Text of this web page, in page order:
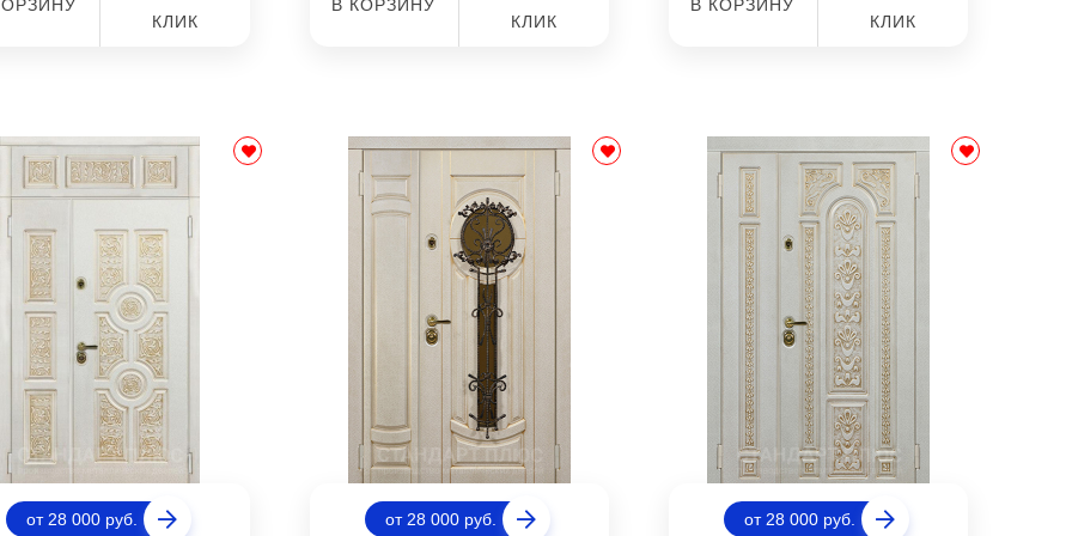
КЛИК
В КОРЗИНУ
КЛИК
В КОРЗИНУ
КЛИК
от 28 000 руб. от 28 000 руб. от 28 000 руб.